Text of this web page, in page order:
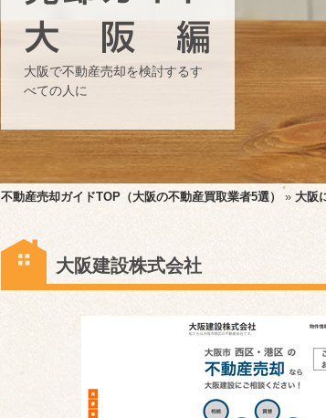
大阪で不動産売却を検討するす
べての人に
不動産売却ガイドTOP（大阪の不動産買取業者5選） » 大阪
大阪建設株式会社